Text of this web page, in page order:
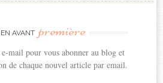
AVANT première
e-mail pour vous abonner au blog et
de chaque nouvel article par email.